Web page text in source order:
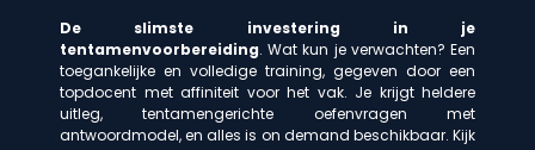
De slimste investering in je
tentamenvoorbereiding. Wat kun je verwachten? Een
toegankelijke en volledige training, gegeven door een
topdocent met affiniteit voor het vak. Je krijgt heldere
uitleg, tentamengerichte oefenvragen met
antwoordmodel, en alles is on demand beschikbaar. Kijk